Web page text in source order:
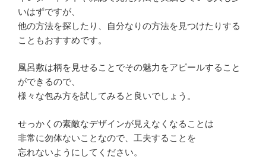
いはずですが、
他の方法を探したり、自分なりの方法を見つけたりする
こともおすすめです。
風呂敷は柄を見せることでその魅力をアピールすること
ができるので、
様々な包み方を試してみると良いでしょう。
せっかくの素敵なデザインが見えなくなることは
非常に勿体ないことなので、工夫することを
忘れないようにしてください。